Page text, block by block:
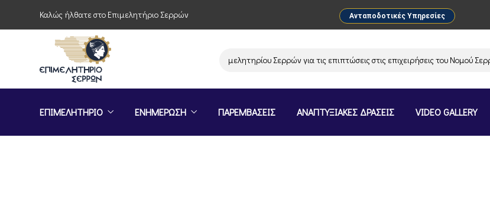
Καλώς ήλθατε στο Επιμελητήριο Σερρών Ανταποδοτικές Υπηρεσίες
Παρέμβαση του Επιμελητηρίου Σερρών για τις επιπτώσεις στις επιχειρήσεις του Νομού
ΕΠΙΜΕΛΗΤΗΡΙΟ ΕΝΗΜΕΡΩΣΗ ΠΑΡΕΜΒΑΣΕΙΣ ΑΝΑΠΤΥΞΙΑΚΕΣ ΔΡΑΣΕΙΣ VIDEO GALLERY